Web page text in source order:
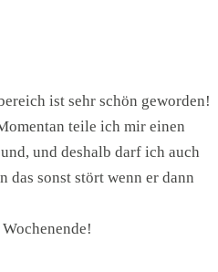
ist sehr schön geworden!
teile ich mir einen
und deshalb darf ich auch
das sonst stört wenn er dann